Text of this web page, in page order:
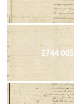
2744 005